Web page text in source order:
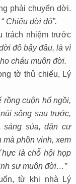
phải chuyển dời.
Chiếu dời đô”.
trách nhiệm trước
đô bậy đâu, là vì
cháu muôn đời.
tờ thủ chiếu, Lý
cuộn hổ ngồi,
sông sau trước,
sáng sủa, dân cư
mà phồn vinh, xem
là chỗ hội họp
sư muôn đời…”
từ khi nhà Lý